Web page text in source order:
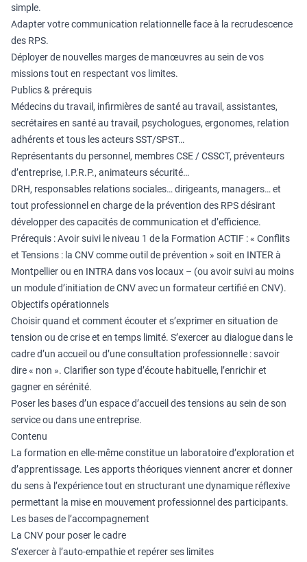
simple.
Adapter votre communication relationnelle face à la recrudescence
des RPS.
Déployer de nouvelles marges de manœuvres au sein de vos
missions tout en respectant vos limites.
Publics & prérequis
Médecins du travail, infirmières de santé au travail, assistantes,
secrétaires en santé au travail, psychologues, ergonomes, relation
adhérents et tous les acteurs SST/SPST…
Représentants du personnel, membres CSE / CSSCT, préventeurs
d’entreprise, I.P.R.P., animateurs sécurité…
DRH, responsables relations sociales… dirigeants, managers… et
tout professionnel en charge de la prévention des RPS désirant
développer des capacités de communication et d’efficience.
Prérequis : Avoir suivi le niveau 1 de la Formation ACTIF : « Conflits
et Tensions : la CNV comme outil de prévention » soit en INTER à
Montpellier ou en INTRA dans vos locaux – (ou avoir suivi au moins
un module d’initiation de CNV avec un formateur certifié en CNV).
Objectifs opérationnels
Choisir quand et comment écouter et s’exprimer en situation de
tension ou de crise et en temps limité. S’exercer au dialogue dans le
cadre d’un accueil ou d’une consultation professionnelle : savoir
dire « non ». Clarifier son type d’écoute habituelle, l’enrichir et
gagner en sérénité.
Poser les bases d’un espace d’accueil des tensions au sein de son
service ou dans une entreprise.
Contenu
La formation en elle-même constitue un laboratoire d’exploration et
d’apprentissage. Les apports théoriques viennent ancrer et donner
du sens à l’expérience tout en structurant une dynamique réflexive
permettant la mise en mouvement professionnel des participants.
Les bases de l’accompagnement
La CNV pour poser le cadre
S’exercer à l’auto-empathie et repérer ses limites